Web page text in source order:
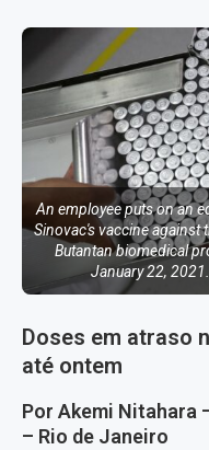
An employee puts on an
Sinovac's vaccine against
Butantan biomedical
January 22,
Doses em atraso
até ontem
Por Akemi Nitahara
– Rio de Janeiro